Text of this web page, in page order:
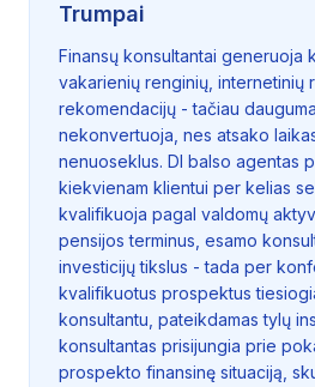
Trumpai
Finansų konsultantai generuoja
vakarienių renginių, internetinių
rekomendacijų - tačiau
nekonvertuoja, nes atsako
nenuoseklus. DI balso agentas
kiekvienam klientui per kelias
kvalifikuoja pagal valdomų
pensijos terminus, esamo
investicijų tikslus - tada per
kvalifikuotus prospektus
konsultantu, pateikdamas tylų
konsultantas prisijungia prie
prospekto finansinę situaciją,